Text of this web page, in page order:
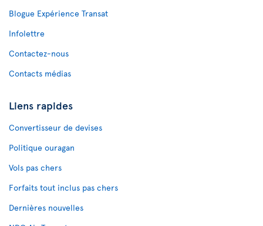
Blogue Expérience Transat
Infolettre
Contactez-nous
Contacts médias
Liens rapides
Convertisseur de devises
Politique ouragan
Vols pas chers
Forfaits tout inclus pas chers
Dernières nouvelles